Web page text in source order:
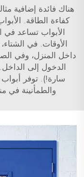
هناك فائدة إضافية
كفاءة الطاقة.
الأبواب تساعد
الأوقات. في
داخل المنزل، وفي
الدخول إلى
والطمأنينة في